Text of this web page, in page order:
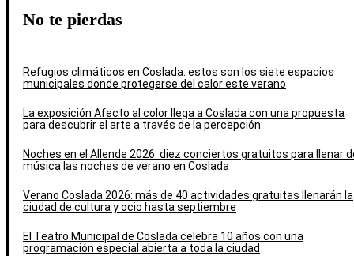
No te pierdas
Refugios climáticos en Coslada: estos son los siete espacios
municipales donde protegerse del calor este verano
La exposición Afecto al color llega a Coslada con una propuesta
para descubrir el arte a través de la percepción
Noches en el Allende 2026: diez conciertos gratuitos para llenar
música las noches de verano en Coslada
Verano Coslada 2026: más de 40 actividades gratuitas llenarán la
ciudad de cultura y ocio hasta septiembre
El Teatro Municipal de Coslada celebra 10 años con una
programación especial abierta a toda la ciudad